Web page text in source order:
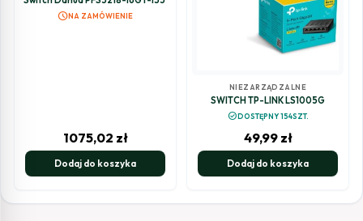
scheduleNA ZAMÓWIENIE
1075,02 zł
Dodaj do koszyka
NIEZARZĄDZALNE
SWITCH TP-LINK LS1005G
check_circleDOSTĘPNY 154SZT.
49,99 zł
Dodaj do koszyka